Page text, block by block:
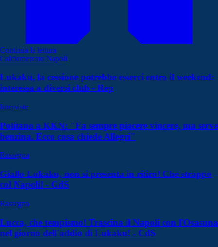
Continua la lettura
Calciomercato Napoli
Lukaku, la cessione potrebbe esserci entro il weekend:
interessa a diversi club - Rep
Interviste
Politano a KKN: "Fa sempre piacere vincere, ma serve
benzina. Ecco cosa chiede Allegri"
Rassegna
Giallo Lukaku, non si presenta in ritiro! Che strappo
col Napoli! - GdS
Rassegna
Lucca, che tempismo! Trascina il Napoli con l'Osasuna
nel giorno dell'addio di Lukaku! - CdS